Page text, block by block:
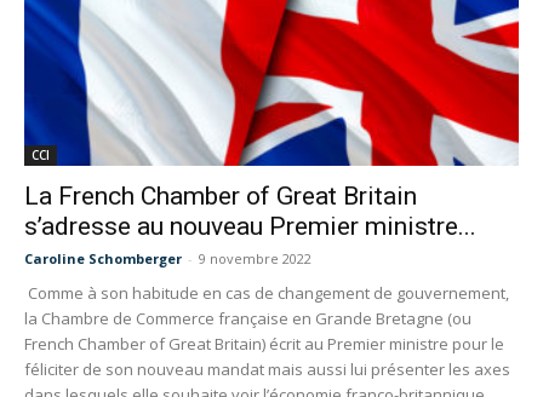
CCI
La French Chamber of Great Britain
s’adresse au nouveau Premier ministre...
Caroline Schomberger - 9 novembre 2022
Comme à son habitude en cas de changement de gouvernement,
la Chambre de Commerce française en Grande Bretagne (ou
French Chamber of Great Britain) écrit au Premier ministre pour le
féliciter de son nouveau mandat mais aussi lui présenter les axes